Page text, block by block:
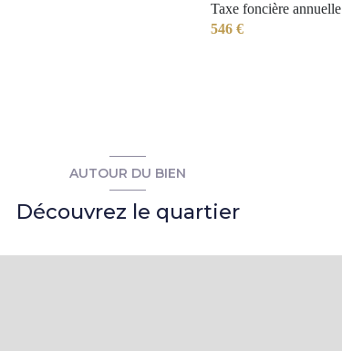
Taxe foncière annuelle
546 €
AUTOUR DU BIEN
Découvrez le quartier